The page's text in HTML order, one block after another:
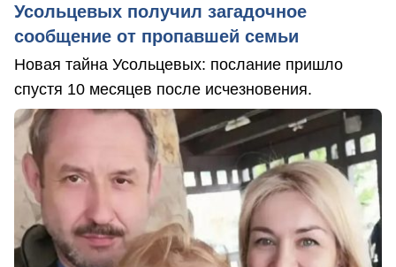
Усольцевых получил загадочное
сообщение от пропавшей семьи
Новая тайна Усольцевых: послание пришло
спустя 10 месяцев после исчезновения.